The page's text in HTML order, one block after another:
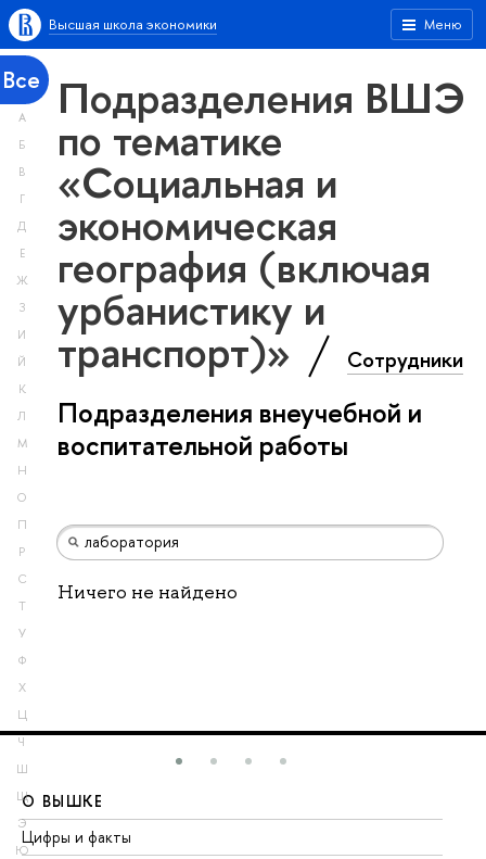
Меню
Высшая школа экономики
Все
А
Б
В
Г
Д
Е
Ж
З
И
Й
К
Л
М
Н
О
П
Р
С
Т
У
Ф
Х
Ц
Ч
Ш
Щ
Э
Ю
Подразделения ВШЭ
по тематике
«Социальная и
экономическая
география (включая
урбанистику и
транспорт)» Сотрудники
Подразделения внеучебной и
воспитательной работы
Ничего не найдено
О ВЫШКЕ
Цифры и факты